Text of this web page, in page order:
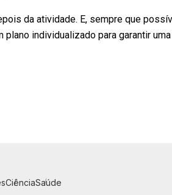
da atividade. E, sempre que
individualizado para garantir
CiênciaSaúde